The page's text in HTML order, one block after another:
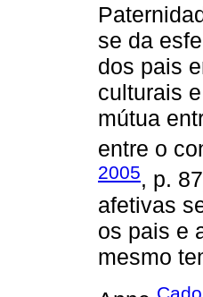
se da
dos pais
culturais
mútua
entre o
2005, p.
afetivas
os pais e
mesmo